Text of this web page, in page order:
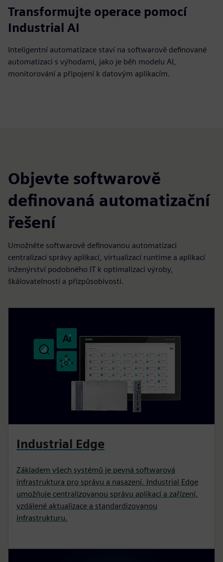
Transformujte operace pomocí
Industrial AI
Inteligentní automatizace staví na softwarově definované
automatizaci s výhodami, jako je běh modelu AI,
monitorování a připojení k datovým aplikacím.
Objevte softwarově
definovaná automatizační
řešení
Umožněte softwarově definovanou automatizaci
centralizací správy aplikací, virtualizací runtime a aplikací
inženýrství podobného IT k optimalizaci výroby,
škálovatelnosti a přizpůsobivosti.
Industrial Edge
Základem všech systémů je pevná softwarová
infrastruktura pro správu a nasazení. Industrial Edge
umožňuje centralizovanou správu aplikací a zařízení,
vzdálené aktualizace a standardizovanou
infrastrukturu.